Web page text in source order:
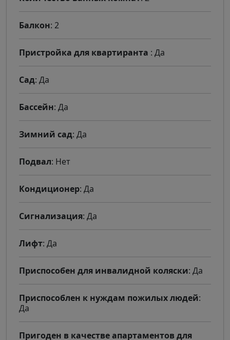
Балкон: 2
Пристройка для квартиранта : Да
Сад: Да
Бассейн: Да
Зимний сад: Да
Подвал: Нет
Кондиционер: Да
Сигнализация: Да
Лифт: Да
Приспособен для инвалидной коляски: Да
Приспособлен к нуждам пожилых людей:
Да
Пригоден в качестве апартаментов для